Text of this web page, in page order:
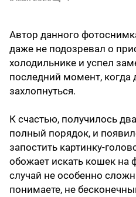
Автор данного
даже не подозревал о
холодильнике и успел
последний момент, когда
захлопнуться.
К счастью, получилось
полный порядок, и
запостить картинку-
обожает искать кошек на
случай не особенно
понимаете, не